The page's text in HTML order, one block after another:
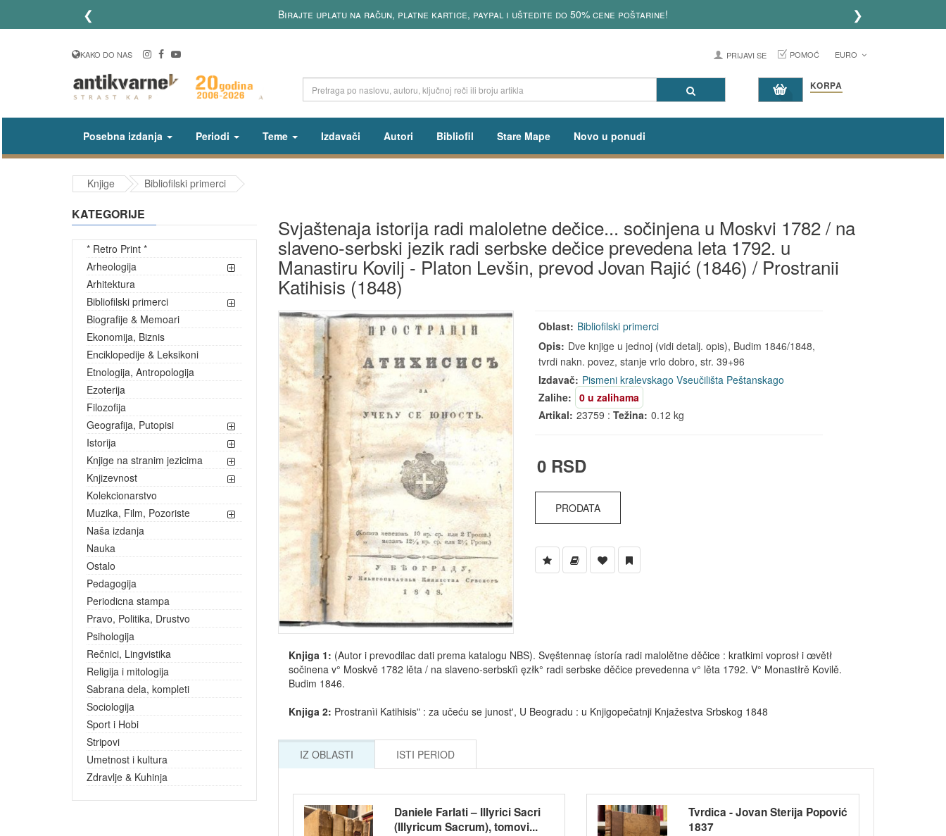
❮ Birajte uplatu na račun, platne kartice, paypal i uštedite do 50% cene poštarine! ❯
KAKO DO NAS PRIJAVI SE POMOĆ EURO
KORPA
Posebna izdanja Periodi Teme Izdavači Autori Bibliofil Stare Mape Novo u ponudi
Knjige Bibliofilski primerci
KATEGORIJE
* Retro Print *
Arheologija
Arhitektura
Bibliofilski primerci
Biografije & Memoari
Ekonomija, Biznis
Enciklopedije & Leksikoni
Etnologija, Antropologija
Ezoterija
Filozofija
Geografija, Putopisi
Istorija
Knjige na stranim jezicima
Knjizevnost
Kolekcionarstvo
Muzika, Film, Pozoriste
Naša izdanja
Nauka
Ostalo
Pedagogija
Periodicna stampa
Pravo, Politika, Drustvo
Psihologija
Rečnici, Lingvistika
Religija i mitologija
Sabrana dela, kompleti
Sociologija
Sport i Hobi
Stripovi
Umetnost i kultura
Zdravlje & Kuhinja
Svjaštenaja istorija radi maloletne dečice... sočinjena u Moskvi 1782 / na
slaveno-serbski jezik radi serbske dečice prevedena leta 1792. u
Manastiru Kovilj - Platon Levšin, prevod Jovan Rajić (1846) / Prostranii
Katihisis (1848)
Oblast: Bibliofilski primerci
Opis: Dve knjige u jednoj (vidi detalj. opis), Budim 1846/1848,
tvrdi nakn. povez, stanje vrlo dobro, str. 39+96
Izdavač: Pismeni kralevskago Vseučilišta Peštanskago
Zalihe:
0 u zalihama
Artikal: 23759 :Težina: 0.12 kg
0 RSD
PRODATA
Knjiga 1: (Autor i prevodilac dati prema katalogu NBS). Svęštennaę ístoría radi malolětne děčice : kratkimi voprosł i œvětł
sočinena v° Moskvě 1782 lěta / na slaveno-serbskïì ęzłk° radi serbske děčice prevedenna v° lěta 1792. V° Monastłrě Kovilě.
Budim 1846.
Knjiga 2: Prostranìi Katihisisʺ : za učeću se junostʹ, U Beogradu : u Knjigopečatnji Knjažestva Srbskog 1848
IZ OBLASTI ISTI PERIOD
Daniele Farlati – Illyrici Sacri
(Illyricum Sacrum), tomovi...
Tvrdica - Jovan Sterija Popović
1837